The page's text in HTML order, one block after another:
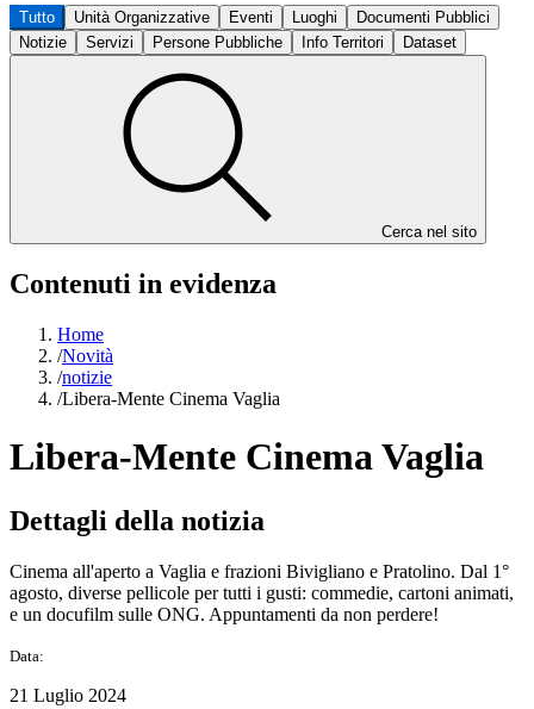
Tutto Unità Organizzative Eventi Luoghi
Documenti Pubblici
Notizie
Servizi Persone Pubbliche Info Territori Dataset
Cerca nel sito
Contenuti in evidenza
Home
/Novità
/notizie
/Libera-Mente Cinema Vaglia
Libera-Mente Cinema Vaglia
Dettagli della notizia
Cinema all'aperto a Vaglia e frazioni Bivigliano e Pratolino. Dal 1°
agosto, diverse pellicole per tutti i gusti: commedie, cartoni animati,
e un docufilm sulle ONG. Appuntamenti da non perdere!
Data:
21 Luglio 2024